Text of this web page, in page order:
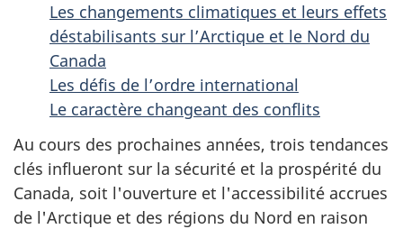
Les changements climatiques et leurs effets
déstabilisants sur l’Arctique et le Nord du
Canada
Les défis de l’ordre international
Le caractère changeant des conflits
Au cours des prochaines années, trois tendances
clés influeront sur la sécurité et la prospérité du
Canada, soit l'ouverture et l'accessibilité accrues
de l'Arctique et des régions du Nord en raison